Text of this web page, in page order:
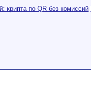
крипта по QR без комиссий